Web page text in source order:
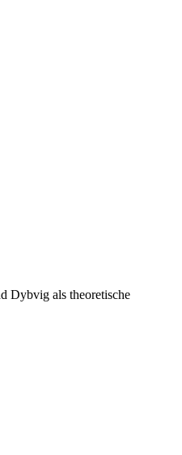
Dybvig als theoretische